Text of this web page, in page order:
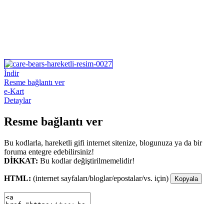
İndir
Resme bağlantı ver
e-Kart
Detaylar
Resme bağlantı ver
Bu kodlarla, hareketli gifi internet sitenize, blogunuza ya da bir
foruma entegre edebilirsiniz!
DİKKAT: Bu kodlar değiştirilmemelidir!
HTML: (internet sayfaları/bloglar/epostalar/vs. için) Kopyala